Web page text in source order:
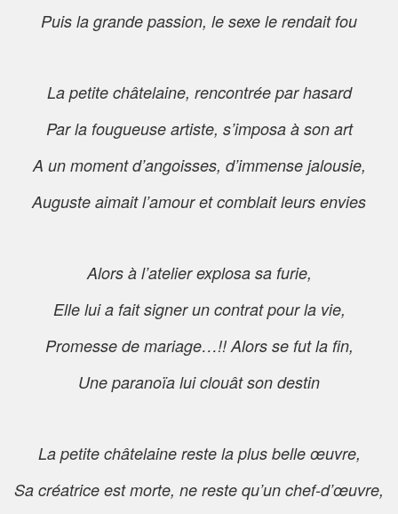
Puis la grande passion, le sexe le rendait fou
La petite châtelaine, rencontrée par hasard
Par la fougueuse artiste, s’imposa à son art
A un moment d’angoisses, d’immense jalousie,
Auguste aimait l’amour et comblait leurs envies
Alors à l’atelier explosa sa furie,
Elle lui a fait signer un contrat pour la vie,
Promesse de mariage…!! Alors se fut la fin,
Une paranoïa lui clouât son destin
La petite châtelaine reste la plus belle œuvre,
Sa créatrice est morte, ne reste qu’un chef-d’œuvre,